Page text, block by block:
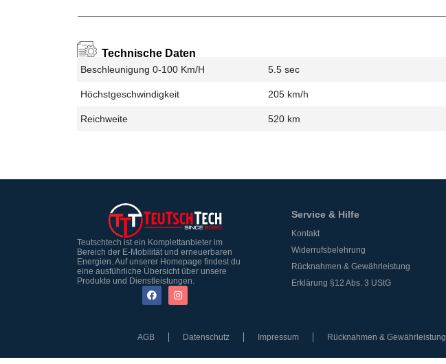
Technische Daten
Beschleunigung 0-100 Km/h 5.5 sec
Höchstgeschwindigkeit 205 km/h
Reichweite 520 km
Teutschtech ist ein Komplettanbieter im
Bereich der E-Mobilität und erneuerbaren
Energien. Auf unserer Homepage findest du
eine ausführliche Übersicht über unsere
Produkte und Dienstleistungen.
Service & Hilfe
Kontakt
Widerrufsbelehrung
Rücknahmen & Gewährleistung
Erklärung §12 Abs. 3 UStG
AGB Datenschutz Impressum Rücknahmen & Gewährleistung